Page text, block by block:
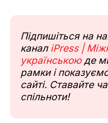
Підпишіться на
канал iPress |
українськоюде
рамки і
сайті. Ставайте
спільноти!